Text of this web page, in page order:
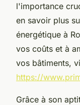
l'importance
en savoir plus
énergétique à
vos coûts et à
vos bâtiments,
https://
Grâce à son